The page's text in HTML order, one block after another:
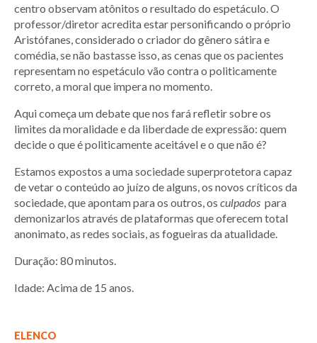
centro observam atônitos o resultado do espetáculo. O
professor/diretor acredita estar personificando o próprio
Aristófanes, considerado o criador do gênero sátira e
comédia, se não bastasse isso, as cenas que os pacientes
representam no espetáculo vão contra o politicamente
correto, a moral que impera no momento.
Aqui começa um debate que nos fará refletir sobre os
limites da moralidade e da liberdade de expressão: quem
decide o que é politicamente aceitável e o que não é?
Estamos expostos a uma sociedade superprotetora capaz
de vetar o conteúdo ao juízo de alguns, os novos críticos da
sociedade, que apontam para os outros, os culpados para
demonizarlos através de plataformas que oferecem total
anonimato, as redes sociais, as fogueiras da atualidade.
Duração: 80 minutos.
Idade: Acima de 15 anos.
ELENCO